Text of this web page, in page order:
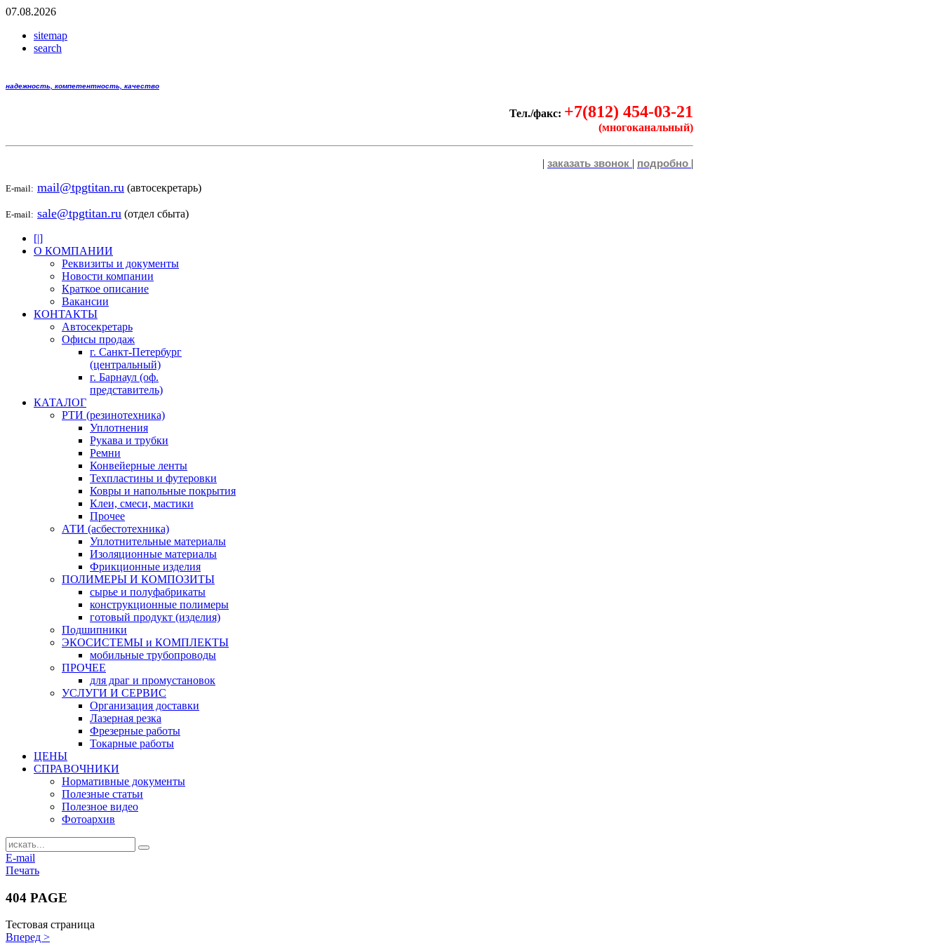
07.08.2026
sitemap
search
надежность, компетентность, качество
Тел./факс: +7(812) 454-03-21
(многоканальный)
| заказать звонок | подробно |
E-mail: mail@tpgtitan.ru (автосекретарь)
E-mail: sale@tpgtitan.ru (отдел сбыта)
[|]
О КОМПАНИИ
Реквизиты и документы
Новости компании
Краткое описание
Вакансии
КОНТАКТЫ
Автосекретарь
Офисы продаж
г. Санкт-Петербург
(центральный)
г. Барнаул (оф.
представитель)
КАТАЛОГ
РТИ (резинотехника)
Уплотнения
Рукава и трубки
Ремни
Конвейерные ленты
Техпластины и футеровки
Ковры и напольные покрытия
Клеи, смеси, мастики
Прочее
АТИ (асбестотехника)
Уплотнительные материалы
Изоляционные материалы
Фрикционные изделия
ПОЛИМЕРЫ И КОМПОЗИТЫ
сырье и полуфабрикаты
конструкционные полимеры
готовый продукт (изделия)
Подшипники
ЭКОСИСТЕМЫ и КОМПЛЕКТЫ
мобильные трубопроводы
ПРОЧЕЕ
для драг и промустановок
УСЛУГИ И СЕРВИС
Организация доставки
Лазерная резка
Фрезерные работы
Токарные работы
ЦЕНЫ
СПРАВОЧНИКИ
Нормативные документы
Полезные статьи
Полезное видео
Фотоархив
E-mail
Печать
404 PAGE
Тестовая страница
Вперед >